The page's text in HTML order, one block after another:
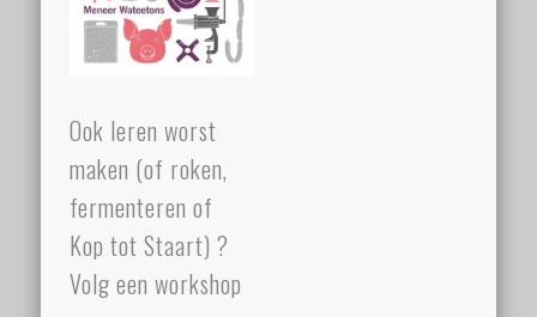
Ook leren worst
maken (of roken,
fermenteren of
Kop tot Staart) ?
Volg een workshop